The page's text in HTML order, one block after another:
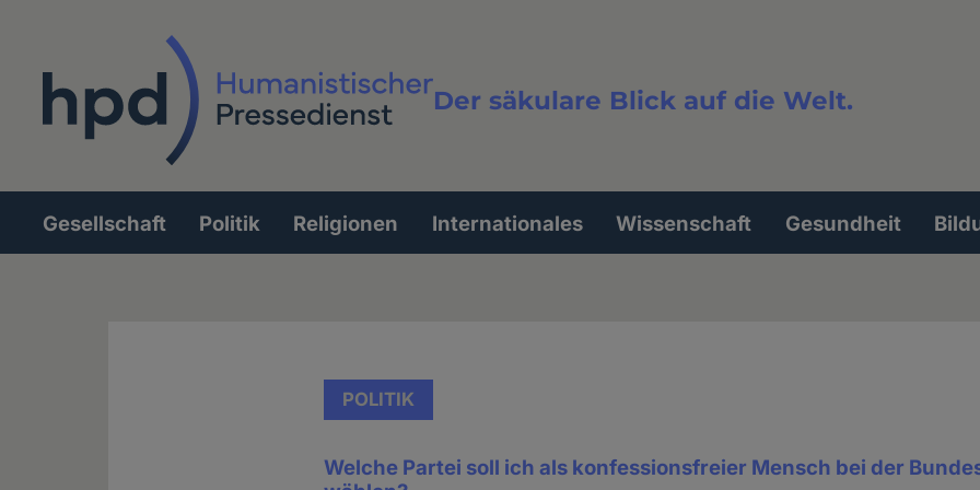
Der säkulare Blick auf die Welt.
Volltextsuche
Hauptnavigation
Gesellschaft Politik Religionen Internationales Wissenschaft Gesundheit
POLITIK
Welche Partei soll ich als konfessionsfreier Mensch bei der